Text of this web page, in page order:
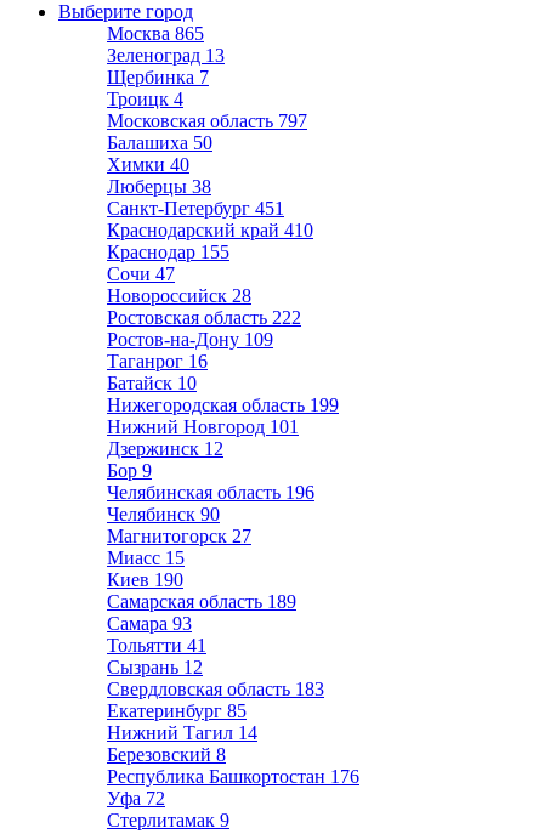
Выберите город
Москва 865
Зеленоград 13
Щербинка 7
Троицк 4
Московская область 797
Балашиха 50
Химки 40
Люберцы 38
Санкт-Петербург 451
Краснодарский край 410
Краснодар 155
Сочи 47
Новороссийск 28
Ростовская область 222
Ростов-на-Дону 109
Таганрог 16
Батайск 10
Нижегородская область 199
Нижний Новгород 101
Дзержинск 12
Бор 9
Челябинская область 196
Челябинск 90
Магнитогорск 27
Миасс 15
Киев 190
Самарская область 189
Самара 93
Тольятти 41
Сызрань 12
Свердловская область 183
Екатеринбург 85
Нижний Тагил 14
Березовский 8
Республика Башкортостан 176
Уфа 72
Стерлитамак 9